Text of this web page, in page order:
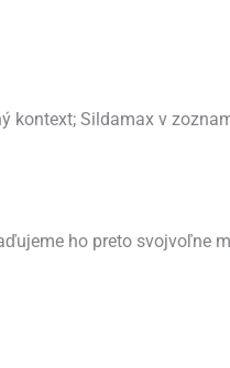
kontext; Sildamax v
ho preto svojvoľne